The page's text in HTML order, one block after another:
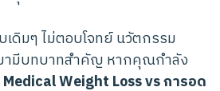
ดิมๆ ไม่ตอบโจทย์ นวัตกรรม
ามีบทบาทสำคัญ หากคุณกำลัง
Medical Weight Loss vs การอด